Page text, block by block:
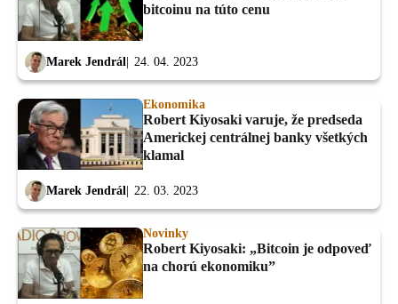
bitcoinu na túto cenu
Marek Jendrál 24. 04. 2023
Ekonomika
Robert Kiyosaki varuje, že predseda
Americkej centrálnej banky všetkých
klamal
Marek Jendrál 22. 03. 2023
Novinky
Robert Kiyosaki: „Bitcoin je odpoveď
na chorú ekonomiku”